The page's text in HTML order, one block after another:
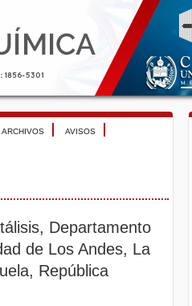
ARCHIVOS AVISOS
Departamento
de Los Andes, La
República